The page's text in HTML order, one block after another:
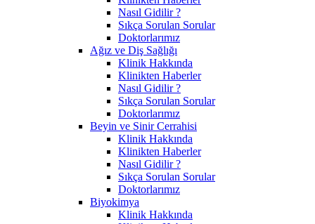
Nasıl Gidilir ?
Sıkça Sorulan Sorular
Doktorlarımız
Ağız ve Diş Sağlığı
Klinik Hakkında
Klinikten Haberler
Nasıl Gidilir ?
Sıkça Sorulan Sorular
Doktorlarımız
Beyin ve Sinir Cerrahisi
Klinik Hakkında
Klinikten Haberler
Nasıl Gidilir ?
Sıkça Sorulan Sorular
Doktorlarımız
Biyokimya
Klinik Hakkında